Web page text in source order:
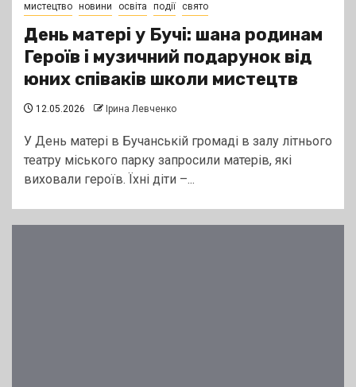
мистецтво новини освіта події свято
День матері у Бучі: шана родинам
Героїв і музичний подарунок від
юних співаків школи мистецтв
12.05.2026 Ірина Левченко
У День матері в Бучанській громаді в залу літнього
театру міського парку запросили матерів, які
виховали героїв. Їхні діти –...